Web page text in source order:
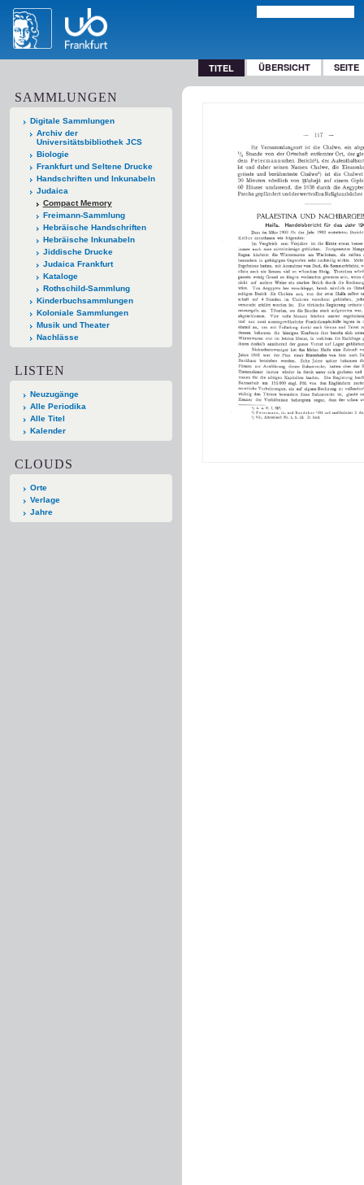
TITEL ÜBERSICHT SEITE
SAMMLUNGEN
Digitale Sammlungen
Archiv der
Universitätsbibliothek JCS
Biologie
Frankfurt und Seltene Drucke
Handschriften und Inkunabeln
Judaica
Compact Memory
Freimann-Sammlung
Hebräische Handschriften
Hebräische Inkunabeln
Jiddische Drucke
Judaica Frankfurt
Kataloge
Rothschild-Sammlung
Kinderbuchsammlungen
Koloniale Sammlungen
Musik und Theater
Nachlässe
LISTEN
Neuzugänge
Alle Periodika
Alle Titel
Kalender
CLOUDS
Orte
Verlage
Jahre